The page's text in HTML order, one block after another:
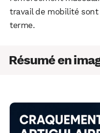
travail de mobilité
terme.
Résumé en